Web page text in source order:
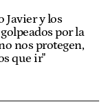
Javier y los
por la
nos protegen,
que ir"